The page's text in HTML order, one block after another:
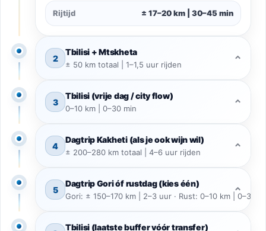
Rijtijd ± 17–20 km | 30–45 min
2
Tbilisi + Mtskheta
± 50 km totaal | 1–1,5 uur rijden
⌃
3
Tbilisi (vrije dag / city flow)
0–10 km | 0–30 min
⌃
4
Dagtrip Kakheti (als je ook wijn wil)
± 200–280 km totaal | 4–6 uur rijden
⌃
5
Dagtrip Gori óf rustdag (kies één)
Gori: ± 150–170 km | 2–3 uur · Rust: 0–10 km | 0–30
⌃
Tbilisi (laatste buffer vóór transfer)